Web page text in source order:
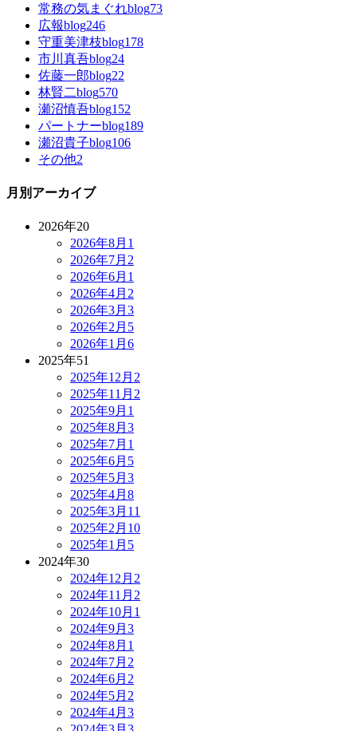
常務の気まぐれblog73
広報blog246
守重美津枝blog178
市川真吾blog24
佐藤一郎blog22
林賢二blog570
瀬沼慎吾blog152
パートナーblog189
瀬沼貴子blog106
その他2
月別アーカイブ
2026年20
2026年8月 1
2026年7月 2
2026年6月 1
2026年4月 2
2026年3月 3
2026年2月 5
2026年1月 6
2025年51
2025年12月 2
2025年11月 2
2025年9月 1
2025年8月 3
2025年7月 1
2025年6月 5
2025年5月 3
2025年4月 8
2025年3月 11
2025年2月 10
2025年1月 5
2024年30
2024年12月 2
2024年11月 2
2024年10月 1
2024年9月 3
2024年8月 1
2024年7月 2
2024年6月 2
2024年5月 2
2024年4月 3